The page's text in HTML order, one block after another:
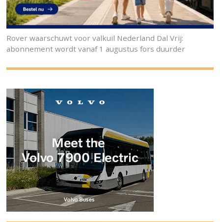
Rover waarschuwt voor valkuil Nederland Dal Vrij:
abonnement wordt vanaf 1 augustus fors duurder